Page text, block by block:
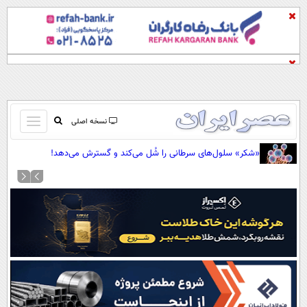
نسخه اصلی
باز
و
کردن
صفحه اول
آرشیو
نظرسنجی
آب و هوا
اوقات شرعی
سواد زندگی
«شکر» سلول‌های سرطانی را شُل می‌کند و گسترش می‌دهد!